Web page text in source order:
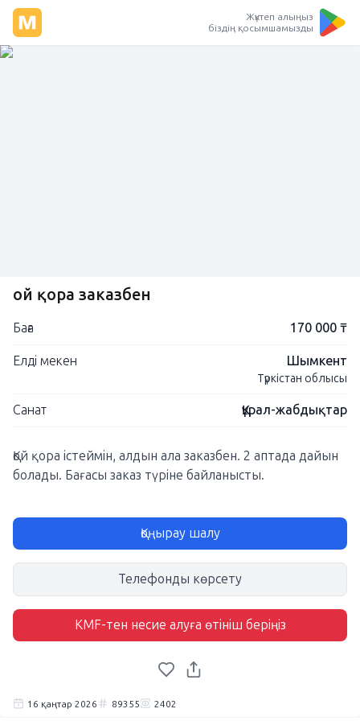
Жүктеп алыңыз
біздің қосымшамызды
Қой қора заказбен
Баға 170 000 ₸
Елді мекен Шымкент
Түркістан облысы
Санат Құрал-жабдықтар
Қой қора істеймін, алдын ала заказбен. 2 аптада дайын
болады. Бағасы заказ түріне байланысты.
Қоңырау шалу
Телефонды көрсету
KMF-тен несие алуға өтініш беріңіз
16 қаңтар 2026 89355 2402